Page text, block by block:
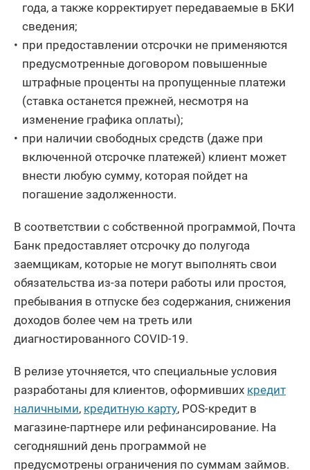
года, а также корректирует передаваемые в БКИ
сведения;
при предоставлении отсрочки не применяются
предусмотренные договором повышенные
штрафные проценты на пропущенные платежи
(ставка останется прежней, несмотря на
изменение графика оплаты);
при наличии свободных средств (даже при
включенной отсрочке платежей) клиент может
внести любую сумму, которая пойдет на
погашение задолженности.
В соответствии с собственной программой, Почта
Банк предоставляет отсрочку до полугода
заемщикам, которые не могут выполнять свои
обязательства из-за потери работы или простоя,
пребывания в отпуске без содержания, снижения
доходов более чем на треть или
диагностированного COVID-19.
В релизе уточняется, что специальные условия
разработаны для клиентов, оформивших кредит
наличными, кредитную карту, POS-кредит в
магазине-партнере или рефинансирование. На
сегодняшний день программой не
предусмотрены ограничения по суммам займов.